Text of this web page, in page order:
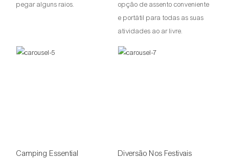
pegar alguns raios.
opção de assento conveniente
e portátil para todas as suas
atividades ao ar livre.
Camping Essential Diversão Nos Festivais